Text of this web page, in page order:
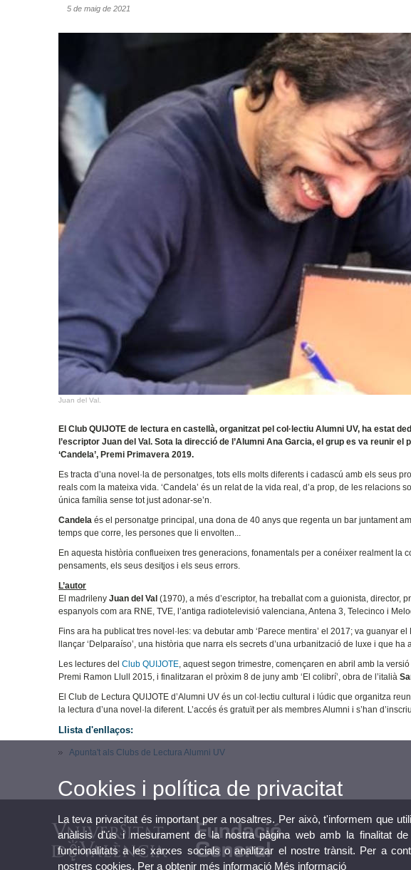
5 de maig de 2021
Juan del Val.
El Club QUIJOTE de lectura en castellà, organitzat pel col·lectiu Alumni UV, ha estat
l’escriptor Juan del Val. Sota la direcció de l’Alumni Ana Garcia, el grup es va reunir
‘Candela’, Premi Primavera 2019.
Es tracta d’una novel·la de personatges, tots ells molts diferents i cadascú amb els seus
reals com la mateixa vida. ‘Candela’ és un relat de la vida real, d’a prop, de les
única família sense tot just adonar-se’n.
Candelaés el personatge principal, una dona de 40 anys que regenta un bar juntament
temps que corre, les persones que li envolten...
En aquesta història conflueixen tres generacions, fonamentals per a conéixer realment la
pensaments, els seus desitjos i els seus errors.
L’autor
El madrilenyJuan del Val (1970), a més d’escriptor, ha treballat com a guionista, director,
espanyols com ara RNE, TVE, l’antiga radiotelevisió valenciana, Antena 3, Telecinco i
Fins ara ha publicat tres novel·les: va debutar amb ‘Parece mentira’ el 2017; va guanyar
llançar ‘Delparaíso’, una història que narra els secrets d’una urbanització de luxe i que
Les lectures delClub QUIJOTE , aquest segon trimestre, començaren en abril amb la
Premi Ramon Llull 2015, i finalitzaran el pròxim 8 de juny amb ‘El colibrí’, obra de l’italià
El Club de Lectura QUIJOTE d’Alumni UV és un col·lectiu cultural i lúdic que organitza
la lectura d’una novel·la diferent. L’accés és gratuït per als membres Alumni i s’han
Llista d'enllaços:
Apunta't als Clubs de Lectura Alumni UV
Cookies i política de privacitat
La teva privacitat és important per a nosaltres. Per això, t'informem que
anàlisis d'ús i mesurament de la nostra pàgina web amb la finalitat
funcionalitats a les xarxes socials o analitzar el nostre trànsit. Per a
nostres cookies. Per a obtenir més informació Més informació